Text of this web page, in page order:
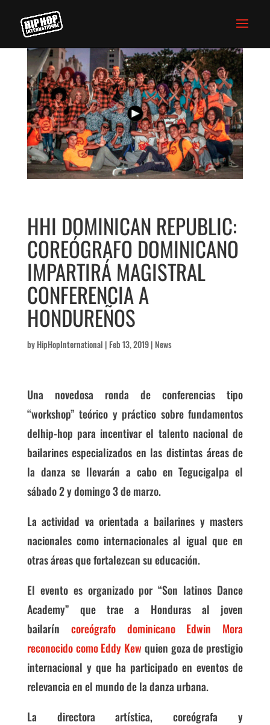
HHI DOMINICAN REPUBLIC:
COREÓGRAFO DOMINICANO
IMPARTIRÁ MAGISTRAL
CONFERENCIA A
HONDUREÑOS
byHipHopInternational | Feb 13, 2019| News
Una novedosa ronda de conferencias tipo
“workshop” teórico y práctico sobre fundamentos
delhip-hop para incentivar el talento nacional de
bailarines especializados en las distintas áreas de
la danza se llevarán a cabo en Tegucigalpa el
sábado 2 y domingo 3 de marzo.
La actividad va orientada a bailarines y masters
nacionales como internacionales al igual que en
otras áreas que fortalezcan su educación.
El evento es organizado por “Son latinos Dance
Academy” que trae a Honduras al joven
bailarín coreógrafo dominicano Edwin Mora
reconocido como Eddy Kew quien goza de prestigio
internacional y que ha participado en eventos de
relevancia en el mundo de la danza urbana.
La directora artística, coreógrafa y